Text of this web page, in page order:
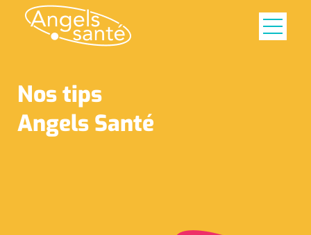
Nos tips
Angels Santé